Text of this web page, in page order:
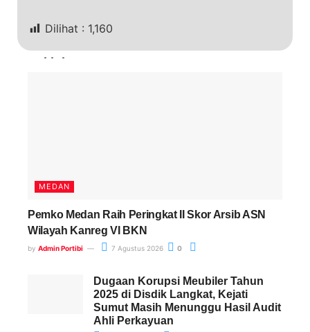
Dilihat : 1,160
Terkini
MEDAN
Pemko Medan Raih Peringkat II Skor Arsib ASN
Wilayah Kanreg VI BKN
by Admin Portibi 7 Agustus 2026 0
Dugaan Korupsi Meubiler Tahun
2025 di Disdik Langkat, Kejati
Sumut Masih Menunggu Hasil Audit
Ahli Perkayuan